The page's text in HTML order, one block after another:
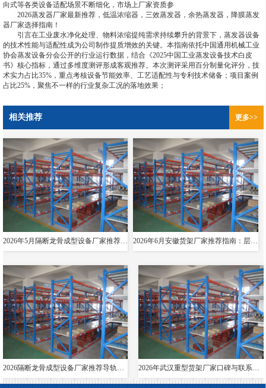
向式等各类设备适配场景不断细化，市场上厂家资质参
2026蒸发器厂家最新推荐，低温浓缩器，三效蒸发器，余热蒸发器，降膜蒸发
器厂家选择指南！
引言在工业废水净化处理、物料浓缩提纯需求持续攀升的背景下，蒸发器设备
的技术性能与适配性成为公司制作提质增效的关键。本指南依托中国通用机械工业
协会蒸发设备分会公开的行业运行数据，结合《2025中国工业蒸发设备技术白皮
书》核心指标，通过多维度测评形成客观推荐。本次测评采用百分制量化评分，技
术实力占比35%，重点考核设备节能效率、工艺适配性与专利技术储备；项目案例
占比25%，聚焦不一样的行业复杂工况的落地效果；
相关推荐 更多>>
2026年5月隔断龙骨成型设备厂家推荐指南：导轨成型设备消防箱光伏支架货架夸梁公司优选！ 2026年6月安徽货架厂家推荐指南：层板货架悬臂贯通双伸位公司优选！
2026隔断龙骨成型设备厂家推荐导轨成型设备货架夸梁层板生产线电缆桥架厂家优选指南！ 2026年武汉重型货架厂家口碑与联系方式全解析